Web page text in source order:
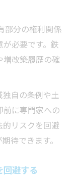
部分の権利関係
必要です。鉄
増改築履歴の確
自の条例や土
前に専門家への
リスクを回避
待できます。
回避する